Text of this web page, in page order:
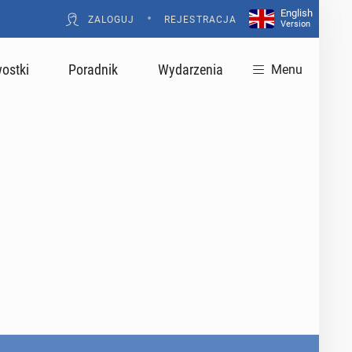
ZALOGUJ • REJESTRACJA
English
Version
Poradnik Wydarzenia Menu